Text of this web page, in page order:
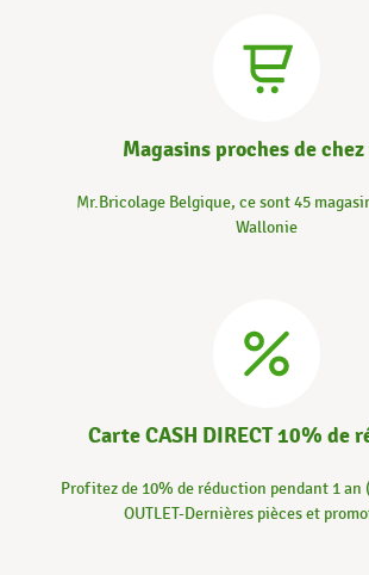
Magasins proches de chez
Mr.Bricolage Belgique, ce sont 45
Wallonie
Carte CASH DIRECT 10% de
Profitez de 10% de réduction pendant 1 an
OUTLET-Dernières pièces et